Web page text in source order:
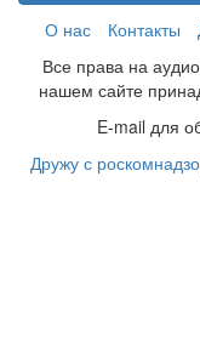
О нас
Контакты
Все права на
нашем сайте
E-mail для
Дружу с